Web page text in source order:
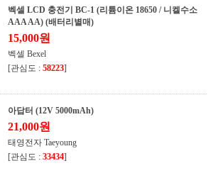
벡셀 LCD 충전기 BC-1 (리튬이온 18650 / 니켈수소
AAA AA) (배터리별매)
15,000원
벡셀 Bexel
[관심도 : 58223]
아답터 (12V 5000mAh)
21,000원
태영전자 Taeyoung
[관심도 : 33434]